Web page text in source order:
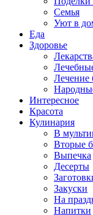
Семья
Уют в
Еда
Здоровье
Лечение
Интересное
Красота
Кулинария
В
Вторые
Выпечка
Десерты
Закуски
На
Напитки